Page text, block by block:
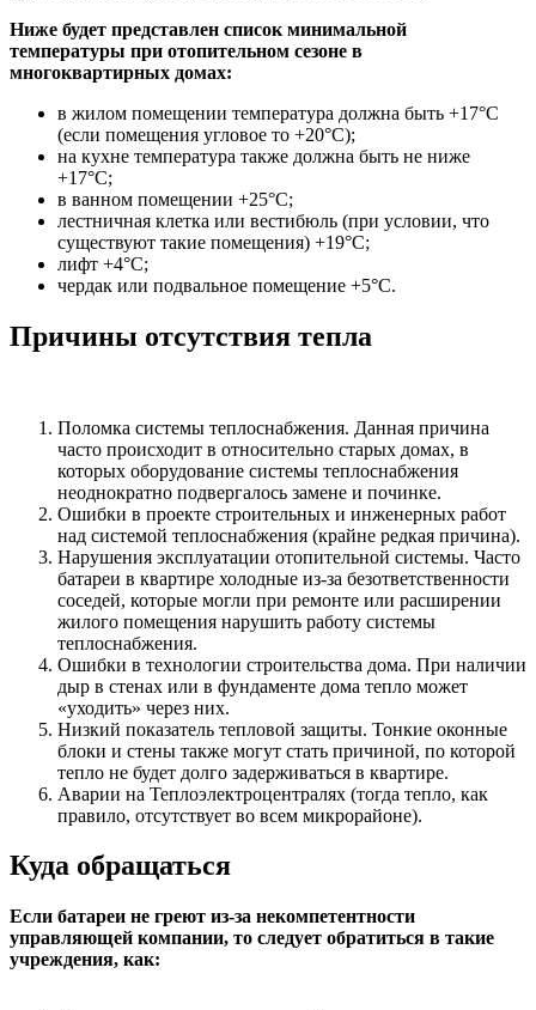
Ниже будет представлен список минимальной
температуры при отопительном сезоне в
многоквартирных домах:
в жилом помещении температура должна быть +17°C
(если помещения угловое то +20°C);
на кухне температура также должна быть не ниже
+17°C;
в ванном помещении +25°C;
лестничная клетка или вестибюль (при условии, что
существуют такие помещения) +19°C;
лифт +4°C;
чердак или подвальное помещение +5°C.
Причины отсутствия тепла
Поломка системы теплоснабжения. Данная причина
часто происходит в относительно старых домах, в
которых оборудование системы теплоснабжения
неоднократно подвергалось замене и починке.
Ошибки в проекте строительных и инженерных работ
над системой теплоснабжения (крайне редкая причина).
Нарушения эксплуатации отопительной системы. Часто
батареи в квартире холодные из-за безответственности
соседей, которые могли при ремонте или расширении
жилого помещения нарушить работу системы
теплоснабжения.
Ошибки в технологии строительства дома. При наличии
дыр в стенах или в фундаменте дома тепло может
«уходить» через них.
Низкий показатель тепловой защиты. Тонкие оконные
блоки и стены также могут стать причиной, по которой
тепло не будет долго задерживаться в квартире.
Аварии на Теплоэлектроцентралях (тогда тепло, как
правило, отсутствует во всем микрорайоне).
Куда обращаться
Если батареи не греют из-за некомпетентности
управляющей компании, то следует обратиться в такие
учреждения, как: